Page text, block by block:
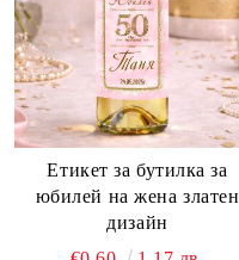
Етикет за бутилка за
юбилей на жена златен
дизайн